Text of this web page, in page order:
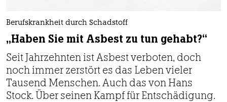
Berufskrankheit durch Schadstoff
„Haben Sie mit Asbest zu tun gehabt?“
Seit Jahrzehnten ist Asbest verboten, doch
noch immer zerstört es das Leben vieler
Tausend Menschen. Auch das von Hans
Stock. Über seinen Kampf für Entschädigung.